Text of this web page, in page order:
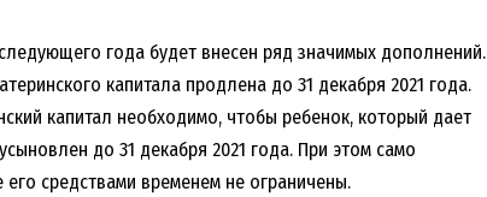
года будет внесен ряд значимых дополнений.
капитала продлена до 31 декабря 2021 года.
капитал необходимо, чтобы ребенок, который дает
до 31 декабря 2021 года. При этом само
средствами временем не ограничены.